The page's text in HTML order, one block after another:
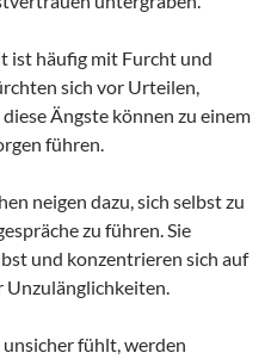
ist häufig mit Furcht und
sich vor Urteilen,
Ängste können zu einem
führen.
neigen dazu, sich selbst zu
zu führen. Sie
und konzentrieren sich auf
Unzulänglichkeiten.
unsicher fühlt, werden